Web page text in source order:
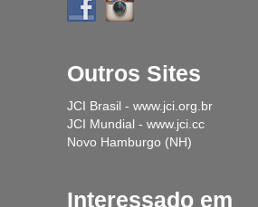
Outros Sites
JCI Brasil - www.jci.org.br
JCI Mundial - www.jci.cc
Novo Hamburgo (NH)
Interessado em